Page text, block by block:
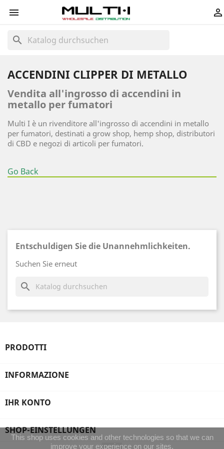
 
search
ACCENDINI CLIPPER DI METALLO
Vendita all'ingrosso di accendini in
metallo per fumatori
Multi I è un rivenditore all'ingrosso di accendini in metallo
per fumatori, destinati a grow shop, hemp shop, distributori
di CBD e negozi di articoli per fumatori.
Go Back
Entschuldigen Sie die Unannehmlichkeiten.
Suchen Sie erneut
search
PRODOTTI
INFORMAZIONE
IHR KONTO
SHOP-EINSTELLUNGEN
This shop uses cookies and other technologies so that we can
improve your experience on our sites.